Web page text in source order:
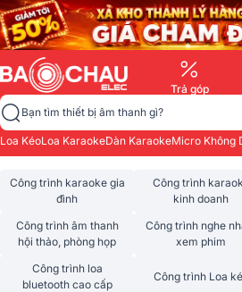
Trả góp
Bạn tìm thiết bị âm thanh gì?
Loa KéoLoa KaraokeDàn KaraokeMicro Không
Công trình karaoke gia
đình
Công trình
kinh doanh
Công trình âm thanh
hội thảo, phòng họp
Công trình nghe
xem phim
Công trình loa
bluetooth cao cấp
Công trình Loa